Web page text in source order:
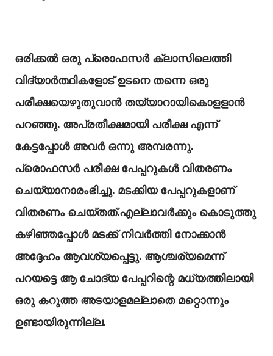
ഒരിക്കൽ ഒരു പ്രൊഫസർ ക്ലാസിലെത്തി
വിദ്യാർത്ഥികളോട് ഉടനെ തന്നെ ഒരു
പരീക്ഷയെഴുതുവാൻ തയ്യാറായികൊളളാൻ
പറഞ്ഞു. അപ്രതീക്ഷമായി പരീക്ഷ എന്ന്
കേട്ടപ്പോൾ അവർ ഒന്നു അമ്പരന്നു.
പ്രൊഫസർ പരീക്ഷ പേപ്പറുകൾ വിതരണം
ചെയ്യാനാരംഭിച്ചു. മടക്കിയ പേപ്പറുകളാണ്
വിതരണം ചെയ്തത്.എല്ലാവർക്കും കൊടുത്തു
കഴിഞ്ഞപ്പോൾ മടക്ക് നിവർത്തി നോക്കാൻ
അദ്ദേഹം ആവശ്യപ്പെട്ടു. ആശ്ചര്യമെന്ന്
പറയട്ടെ ആ ചോദ്യ പേപ്പറിന്റെ മധ്യത്തിലായി
ഒരു കറുത്ത അടയാളമല്ലാതെ മറ്റൊന്നും
ഉണ്ടായിരുന്നില്ല.